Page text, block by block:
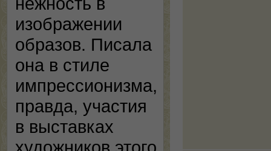
изображении
образов. Писала
она в стиле
импрессионизма,
правда, участия
в выставках